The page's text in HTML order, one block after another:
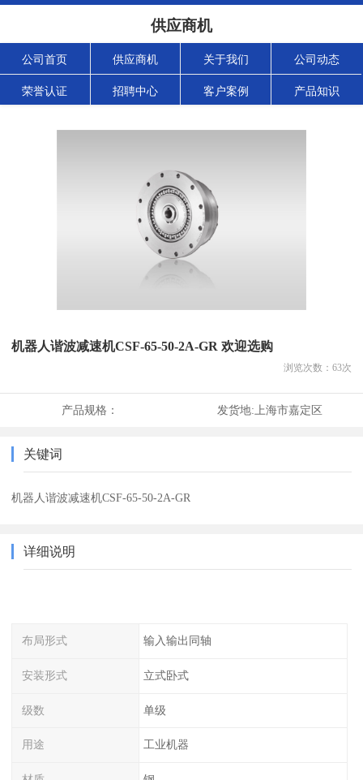
供应商机
公司首页 供应商机 关于我们 公司动态
荣誉认证 招聘中心 客户案例 产品知识
机器人谐波减速机CSF-65-50-2A-GR 欢迎选购
浏览次数： 63次
产品规格： 发货地: 上海市嘉定区
关键词
机器人谐波减速机CSF-65-50-2A-GR
详细说明
布局形式 输入输出同轴
安装形式 立式卧式
级数 单级
用途 工业机器